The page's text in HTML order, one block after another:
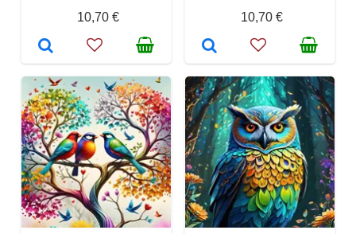
10,70 €
10,70 €